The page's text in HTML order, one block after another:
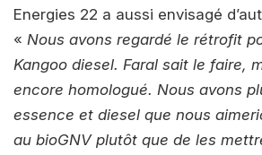
Energies 22 a aussi envisagé
« Nous avons regardé le rétrofit
Kangoo diesel. Faral sait le faire,
encore homologué. Nous avons
essence et diesel que nous
au bioGNV plutôt que de les